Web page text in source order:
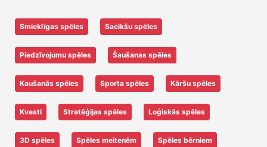
Smieklīgas spēles Sacīkšu spēles
Piedzīvojumu spēles Šaušanas spēles
Kaušanās spēles Sporta spēles Kāršu spēles
Kvesti Stratēģijas spēles Loģiskās spēles
3D spēles Spēles meitenēm Spēles bērniem